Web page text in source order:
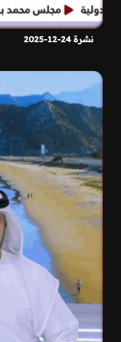
نشرة 24-12-2025